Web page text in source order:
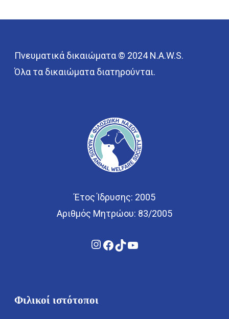
Πνευματικά δικαιώματα © 2024 N.A.W.S.
Όλα τα δικαιώματα διατηρούνται.
Έτος Ίδρυσης: 2005
Αριθμός Μητρώου: 83/2005
Instagram
Facebook
TikTok
Φιλικοί ιστότοποι